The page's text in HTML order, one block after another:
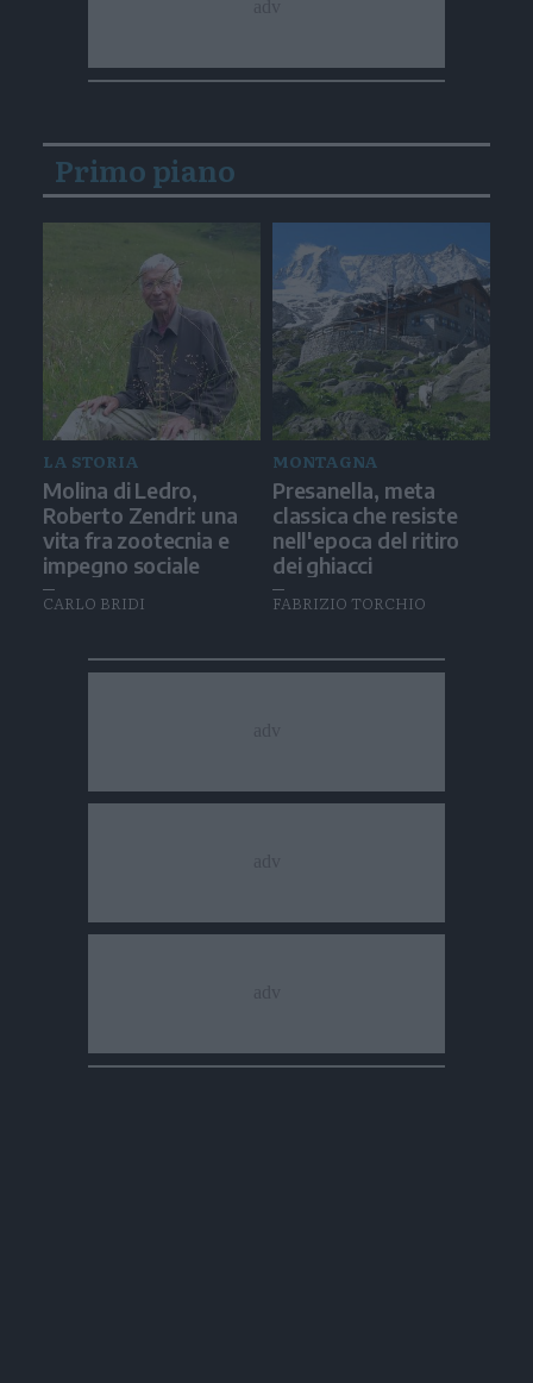
Primo piano
LA STORIA
Molina di Ledro,
Roberto Zendri: una
vita fra zootecnia e
impegno sociale
CARLO BRIDI
MONTAGNA
Presanella, meta
classica che resiste
nell'epoca del ritiro
dei ghiacci
FABRIZIO TORCHIO